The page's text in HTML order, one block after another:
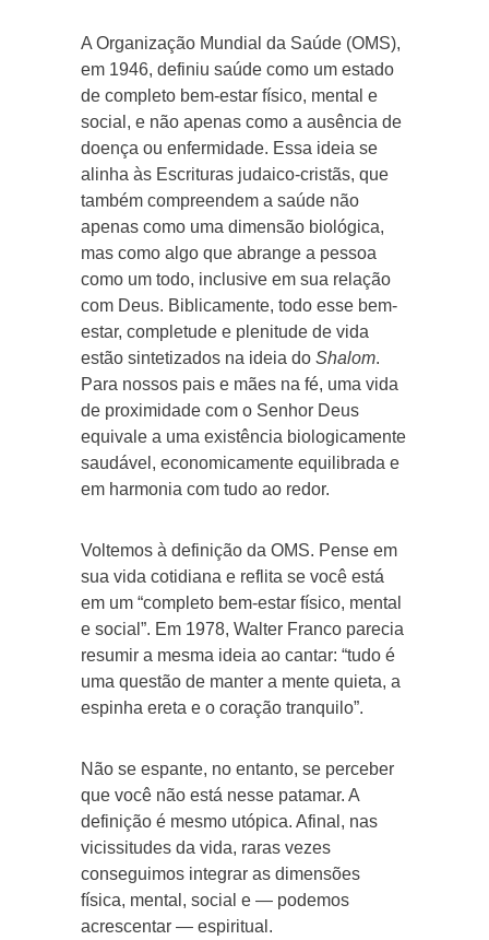
A Organização Mundial da Saúde (OMS),
em 1946, definiu saúde como um estado
de completo bem-estar físico, mental e
social, e não apenas como a ausência de
doença ou enfermidade. Essa ideia se
alinha às Escrituras judaico-cristãs, que
também compreendem a saúde não
apenas como uma dimensão biológica,
mas como algo que abrange a pessoa
como um todo, inclusive em sua relação
com Deus. Biblicamente, todo esse bem-
estar, completude e plenitude de vida
estão sintetizados na ideia do Shalom.
Para nossos pais e mães na fé, uma vida
de proximidade com o Senhor Deus
equivale a uma existência biologicamente
saudável, economicamente equilibrada e
em harmonia com tudo ao redor.
Voltemos à definição da OMS. Pense em
sua vida cotidiana e reflita se você está
em um “completo bem-estar físico, mental
e social”. Em 1978, Walter Franco parecia
resumir a mesma ideia ao cantar: “tudo é
uma questão de manter a mente quieta, a
espinha ereta e o coração tranquilo”.
Não se espante, no entanto, se perceber
que você não está nesse patamar. A
definição é mesmo utópica. Afinal, nas
vicissitudes da vida, raras vezes
conseguimos integrar as dimensões
física, mental, social e — podemos
acrescentar — espiritual.